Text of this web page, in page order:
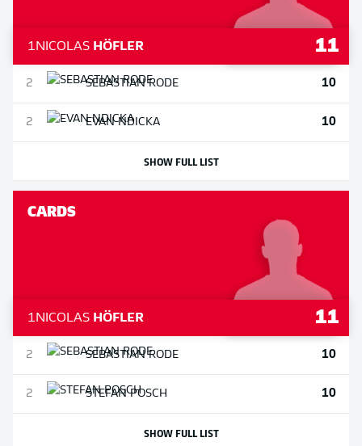
1NICOLAS HÖFLER 11
2 SEBASTIANRODE 10
2 EVANNDICKA 10
SHOW FULL LIST
CARDS
1NICOLAS HÖFLER 11
2 SEBASTIANRODE 10
2 STEFANPOSCH 10
SHOW FULL LIST